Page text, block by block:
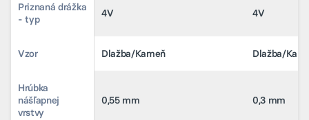
Priznaná drážka
- typ
4V 4V
Vzor Dlažba/Kameň Dlažba/
Hrúbka
nášľapnej
vrstvy
0,55 mm 0,3 mm
Priznaná drážka
- typ
4V 4V
Vzor Dlažba/Kameň Dlažba/
Hrúbka
nášľapnej
vrstvy
0,55 mm 0,3 mm